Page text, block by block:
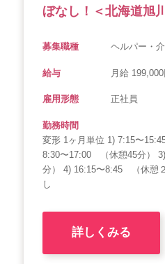
ぼなし！＜北海道旭
募集職種 ヘルパー・
給与 月給
雇用形態 正社員
勤務時間
変形 1ヶ月単位 1) 7:15〜
8:30〜17:00 （休憩45分）
分） 4) 16:15〜8:45 （休憩
し
詳しくみる